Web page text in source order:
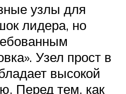
узлы для
лидера, но
Узел прост в
высокой
Перед тем, как